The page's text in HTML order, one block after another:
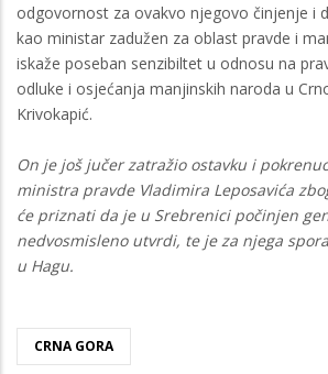
odgovornost za ovakvo njegovo činjenje i
kao ministar zadužen za oblast pravde i
iskaže poseban senzibiltet u odnosu na
odluke i osjećanja manjinskih naroda u
Krivokapić.
On je još jučer zatražio ostavku i
ministra pravde Vladimira Leposavića
će priznati da je u Srebrenici počinjen
nedvosmisleno utvrdi, te je za njega
u Hagu.
CRNA GORA